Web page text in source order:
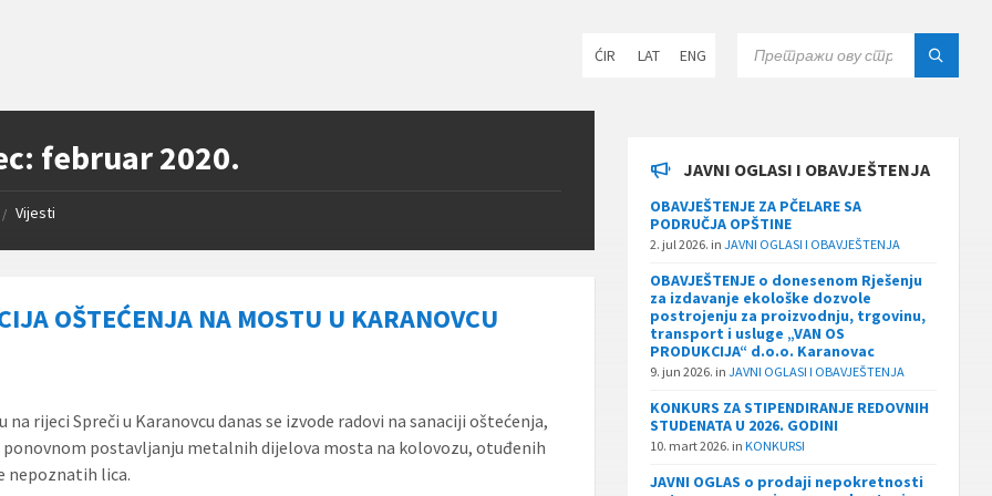
language:
ĆIR LAT ENG
februar 2020.
/ Vijesti
OŠTEĆENJA NA MOSTU U KARANOVCU
na rijeci Spreči u Karanovcu danas se izvode radovi na sanaciji oštećenja,
ponovnom postavljanju metalnih dijelova mosta na kolovozu, otuđenih
nepoznatih lica.
JAVNI OGLASI I OBAVJEŠTENJA
OBAVJEŠTENJE ZA PČELARE SA
PODRUČJA OPŠTINE
2. jul 2026. inJAVNI OGLASI I OBAVJEŠTENJA
OBAVJEŠTENJE o donesenom Rješenju
za izdavanje ekološke dozvole
postrojenju za proizvodnju, trgovinu,
transport i usluge „VAN OS
PRODUKCIJA“ d.o.o. Karanovac
9. jun 2026. inJAVNI OGLASI I OBAVJEŠTENJA
KONKURS ZA STIPENDIRANJE REDOVNIH
STUDENATA U 2026. GODINI
10. mart 2026. inKONKURSI
JAVNI OGLAS o prodaji nepokretnosti